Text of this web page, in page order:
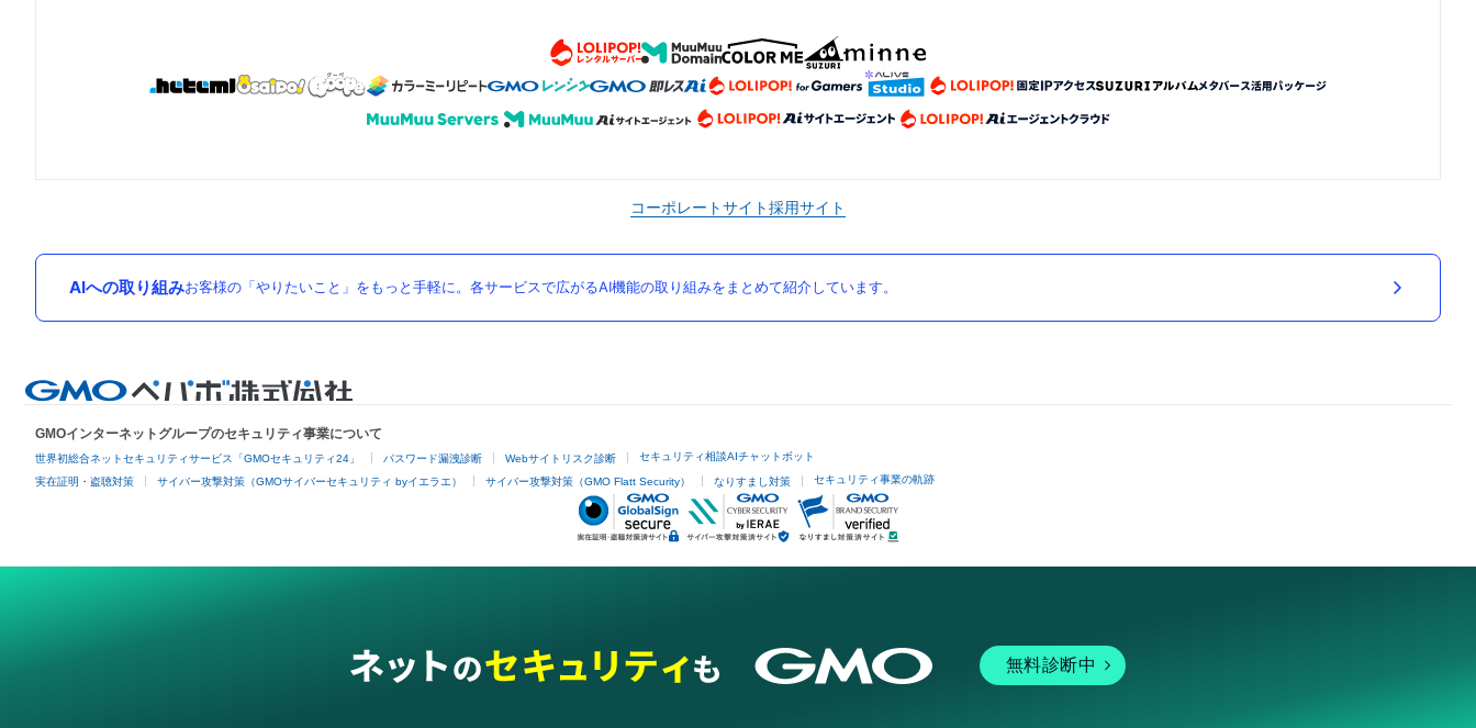
コーポレートサイト採用サイト
AIへの取り組みお客様の「やりたいこと」をもっと手軽に。各サービスで広がるAI機能の取り組みをまとめて紹介しています。
GMOインターネットグループのセキュリティ事業について
世界初総合ネットセキュリティサービス「GMOセキュリティ24」 パスワード漏洩診断 Webサイトリスク診断 セキュリティ相談AIチャットボット
実在証明・盗聴対策 サイバー攻撃対策（GMOサイバーセキュリティ byイエラエ） サイバー攻撃対策（GMO Flatt Security） なりすまし対策 セキュリティ事業の軌跡
無料診断中